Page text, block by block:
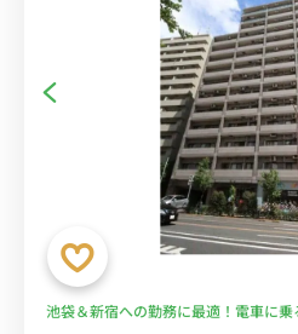
池袋＆新宿への勤務に最適！電車に